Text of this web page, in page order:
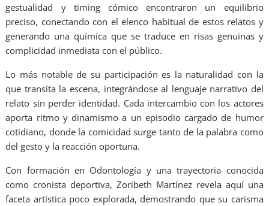
gestualidad y timing cómico encontraron un equilibrio
preciso, conectando con el elenco habitual de estos relatos y
generando una química que se traduce en risas genuinas y
complicidad inmediata con el público.
Lo más notable de su participación es la naturalidad con la
que transita la escena, integrándose al lenguaje narrativo del
relato sin perder identidad. Cada intercambio con los actores
aporta ritmo y dinamismo a un episodio cargado de humor
cotidiano, donde la comicidad surge tanto de la palabra como
del gesto y la reacción oportuna.
Con formación en Odontología y una trayectoria conocida
como cronista deportiva, Zoribeth Martínez revela aquí una
faceta artística poco explorada, demostrando que su carisma